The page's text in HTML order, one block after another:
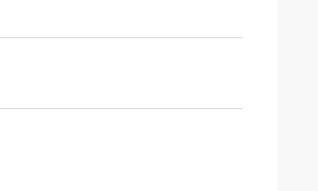
ικανοποίησης πελατών, καλή